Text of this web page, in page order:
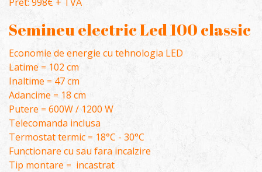
Semineu electric Led 100 classic
Economie de energie cu tehnologia LED
Latime = 102 cm
Inaltime = 47 cm
Adancime = 18 cm
Putere = 600W / 1200 W
Telecomanda inclusa
Termostat termic = 18°C - 30°C
Functionare cu sau fara incalzire
Tip montare = incastrat